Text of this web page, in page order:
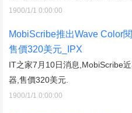
1900/1/1 0:00:00
MobiScribe推出Wave Color
售價320美元_IPX
IT之家7月10日消息,MobiScribe
器,售價320美元.
1900/1/1 0:00:00